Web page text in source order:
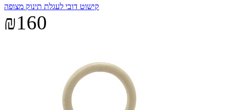
קישוט דובי לעגלת תינוק מצופה
₪160